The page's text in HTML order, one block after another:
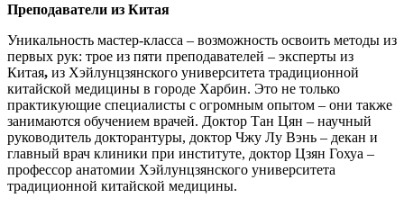
Преподаватели из Китая
Уникальность мастер-класса – возможность освоить методы из
первых рук: трое из пяти преподавателей – эксперты из
Китая, из Хэйлунцзянского университета традиционной
китайской медицины в городе Харбин. Это не только
практикующие специалисты с огромным опытом – они также
занимаются обучением врачей. Доктор Тан Цян – научный
руководитель докторантуры, доктор Чжу Лу Вэнь – декан и
главный врач клиники при институте, доктор Цзян Гохуа –
профессор анатомии Хэйлунцзянского университета
традиционной китайской медицины.